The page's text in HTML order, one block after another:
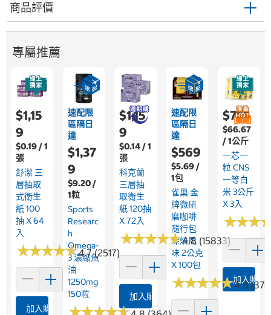
商品評價
專屬推薦
$1,15
9
$0.19 / 1
張
舒潔 三
層抽取
式衛生
紙 100
抽 X 64
入
★★★★★
★★★★★4.7 (2517)
加入購物車
速配限
區隔日
達
$1,37
9
$9.20 /
1粒
Sports
Researc
H
Omega-
3 濃縮魚
油
1250mg
150粒
$1,15
9
$0.14 / 1
張
科克蘭
三層抽
取衛生
紙 120抽
X 72入
★★★★★
★★★★★4.8 (15833)
加入購物車
速配限
區隔日
達
$569
$5.69 /
1包
雀巢 金
牌微研
磨咖啡
隨行包
深焙風
味 2公克
X 100包
★★★★★
★★★★★4.8
$755
$66.67
/ 1公斤
一芯一
粒 CNS
一等白
米 3公斤
X 3入
★★★
★★★
加入購物